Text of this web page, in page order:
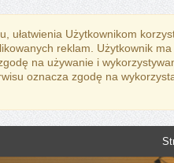
ułatwienia Użytkownikom
reklam. Użytkownik
na używanie i
oznacza zgodę na